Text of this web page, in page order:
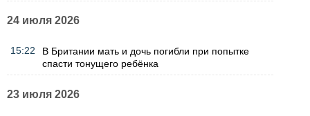
24 июля 2026
15:22
В Британии мать и дочь погибли при попытке
спасти тонущего ребёнка
23 июля 2026